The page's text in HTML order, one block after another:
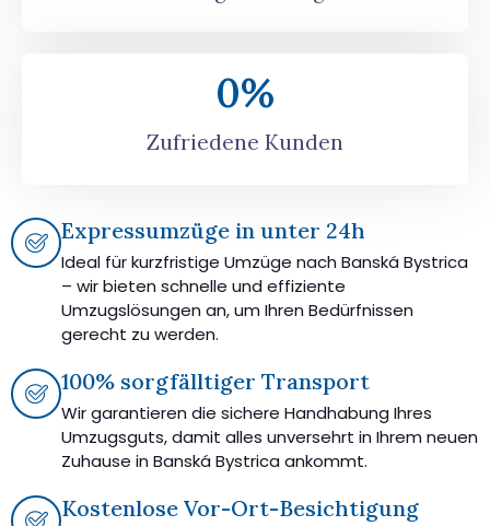
Zufriedene Kunden
0%
Expressumzüge in unter 24h
Ideal für kurzfristige Umzüge nach Banská Bystrica
– wir bieten schnelle und effiziente
Umzugslösungen an, um Ihren Bedürfnissen
gerecht zu werden.
100% sorgfälltiger Transport
Wir garantieren die sichere Handhabung Ihres
Umzugsguts, damit alles unversehrt in Ihrem neuen
Zuhause in Banská Bystrica ankommt.
Kostenlose Vor-Ort-Besichtigung